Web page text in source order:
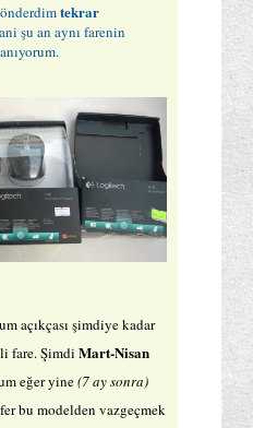
tekrar
şu an aynı farenin
açıkçası şimdiye kadar
fare. Şimdi Mart-Nisan
eğer yine(7 ay sonra)
bu modelden vazgeçmek